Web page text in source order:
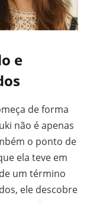
e
de forma
não é apenas
o ponto de
ela teve em
um término
ele descobre